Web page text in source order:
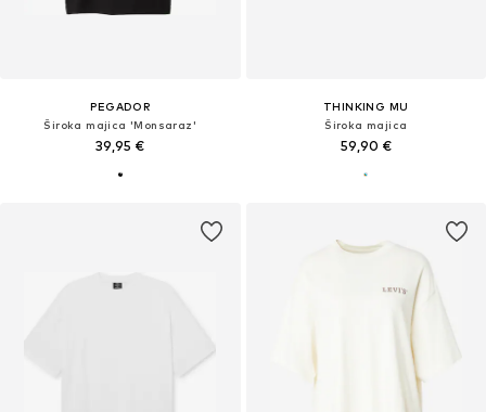
PEGADOR
Široka majica 'Monsaraz'
39,95 €
THINKING MU
Široka majica
59,90 €